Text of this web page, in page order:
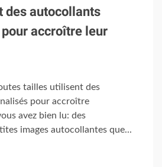
autocollants
accroître leur
tailles utilisent des
pour accroître
avez bien lu: des
images autocollantes que...